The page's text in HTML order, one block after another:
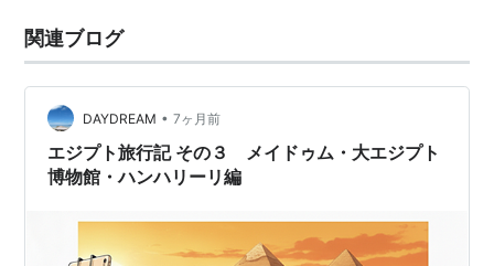
ときも、サラディン城塞を左折できれば近いのに、わざ
わざ1周近く…
関連ブログ
DAYDREAM • 7ヶ月前
エジプト旅行記 その３ メイドゥム・大エジプト
博物館・ハンハリーリ編